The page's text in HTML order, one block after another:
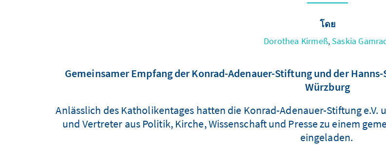
โดย
Dorothea Kirmeß, Saskia
Gemeinsamer Empfang der Konrad-Adenauer-Stiftung und der
Würzburg
Anlässlich des Katholikentages hatten die Konrad-Adenauer-Stiftung e.V.
und Vertreter aus Politik, Kirche, Wissenschaft und Presse zu einem
eingeladen.